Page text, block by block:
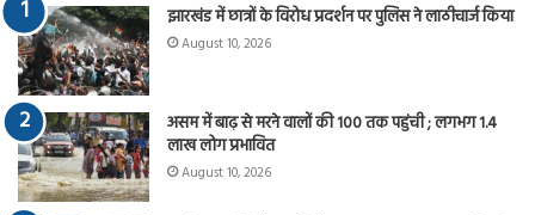
झारखंड में छात्रों के विरोध प्रदर्शन पर पुलिस ने लाठीचार्ज किया
August 10, 2026
असम में बाढ़ से मरने वालों की 100 तक पहुंची ; लगभग 1.4
लाख लोग प्रभावित
August 10, 2026